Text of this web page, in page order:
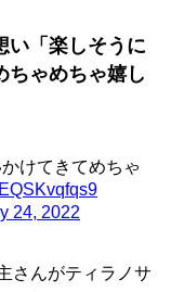
い「楽しそうに
ちゃめちゃ嬉し
けてきてめちゃ
24, 2022
さんがティラノサ